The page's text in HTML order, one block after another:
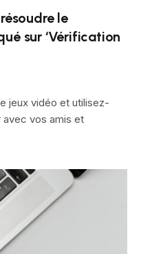
le
sur ‘Vérification
jeux vidéo et utilisez-
avec vos amis et